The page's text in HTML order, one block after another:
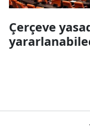
Çerçeve